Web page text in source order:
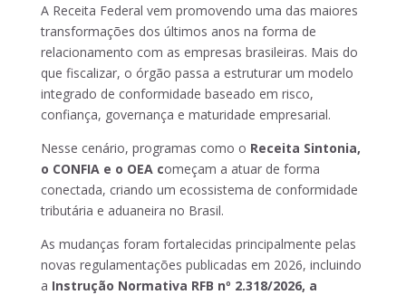
A Receita Federal vem promovendo uma das maiores
transformações dos últimos anos na forma de
relacionamento com as empresas brasileiras. Mais do
que fiscalizar, o órgão passa a estruturar um modelo
integrado de conformidade baseado em risco,
confiança, governança e maturidade empresarial.
Nesse cenário, programas como o Receita Sintonia,
o CONFIA e o OEA começam a atuar de forma
conectada, criando um ecossistema de conformidade
tributária e aduaneira no Brasil.
As mudanças foram fortalecidas principalmente pelas
novas regulamentações publicadas em 2026, incluindo
a Instrução Normativa RFB nº 2.318/2026, a